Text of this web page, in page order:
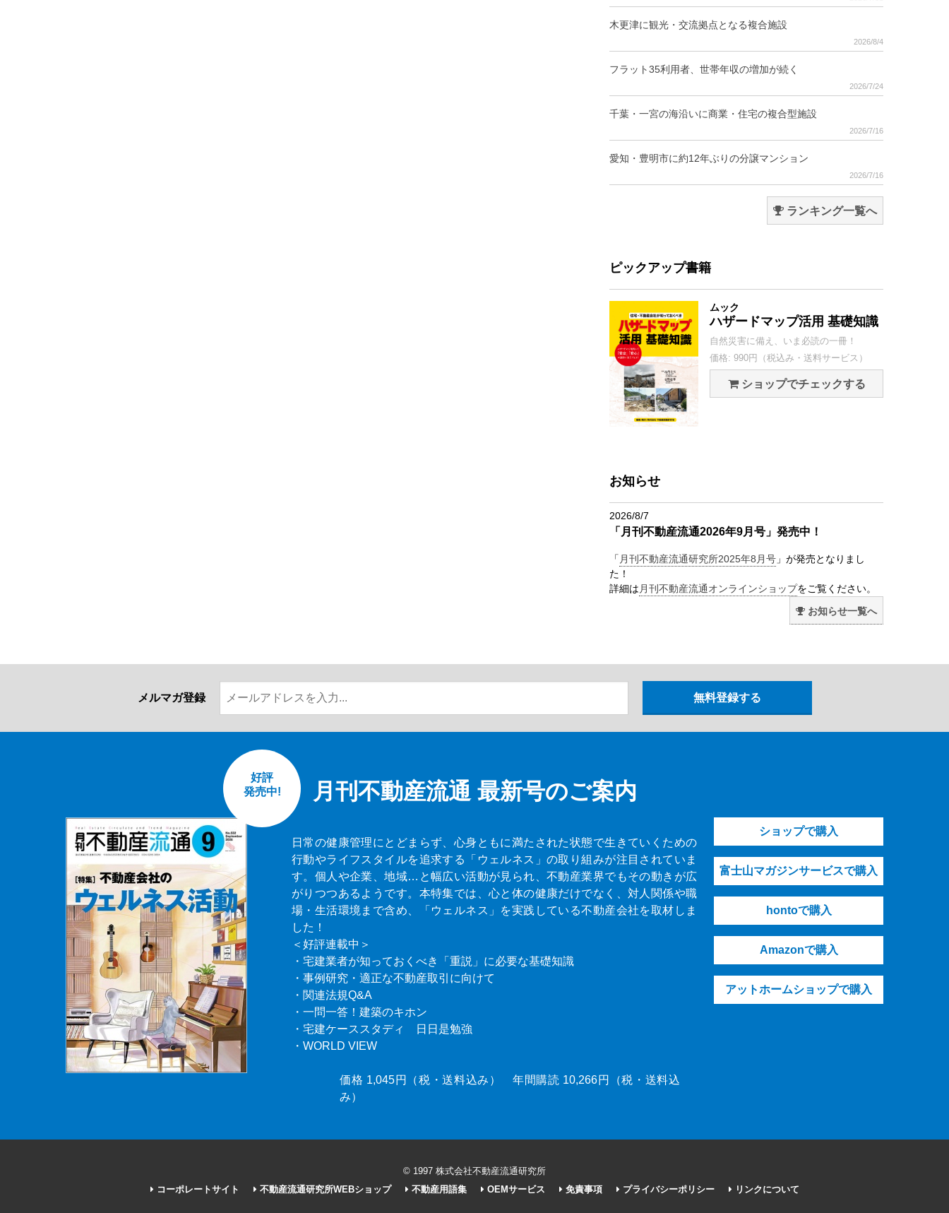
木更津に観光・交流拠点となる複合施設
2026/8/4
フラット35利用者、世帯年収の増加が続く
2026/7/24
千葉・一宮の海沿いに商業・住宅の複合型施設
2026/7/16
愛知・豊明市に約12年ぶりの分譲マンション
2026/7/16
ランキング一覧へ
ピックアップ書籍
ムック
ハザードマップ活用 基礎知識
自然災害に備え、いま必読の一冊！
価格: 990円（税込み・送料サービス）
ショップでチェックする
お知らせ
2026/8/7
「月刊不動産流通2026年9月号」発売中！
「 月刊不動産流通研究所2025年8月号 」が発売となりまし
た！
詳細は 月刊不動産流通オンラインショップをご覧ください。
お知らせ一覧へ
メルマガ登録
月刊不動産流通 最新号のご案内
好評
発売中!
日常の健康管理にとどまらず、心身ともに満たされた状態で生きていくための
行動やライフスタイルを追求する「ウェルネス」の取り組みが注目されていま
す。個人や企業、地域…と幅広い活動が見られ、不動産業界でもその動きが広
がりつつあるようです。本特集では、心と体の健康だけでなく、対人関係や職
場・生活環境まで含め、「ウェルネス」を実践している不動産会社を取材しま
した！
＜好評連載中＞
・宅建業者が知っておくべき「重説」に必要な基礎知識
・事例研究・適正な不動産取引に向けて
・関連法規Q&A
・一問一答！建築のキホン
・宅建ケーススタディ 日日是勉強
・WORLD VIEW
価格 1,045円（税・送料込み） 年間購読 10,266円（税・送料込
み）
ショップで購入
富士山マガジンサービスで購入
hontoで購入
Amazonで購入
アットホームショップで購入
© 1997 株式会社不動産流通研究所
コーポレートサイト
不動産流通研究所WEBショップ 不動産用語集 OEMサービス 免責事項 プライバシーポリシー リンクについて